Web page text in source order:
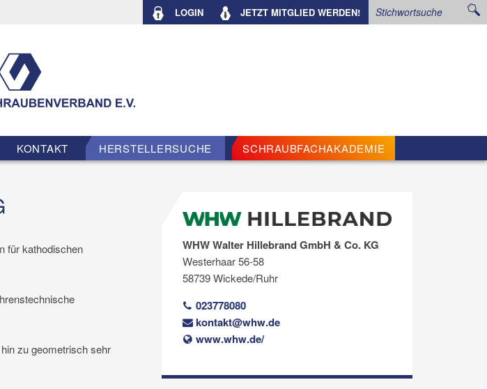
LOGIN JETZT MITGLIED WERDEN!
KONTAKT HERSTELLERSUCHE SCHRAUBFACHAKADEMIE
für kathodischen
zu geometrisch sehr
WHW Walter Hillebrand GmbH & Co. KG
Westerhaar 56-58
58739 Wickede/Ruhr
023778080
kontakt@whw.de
www.whw.de/